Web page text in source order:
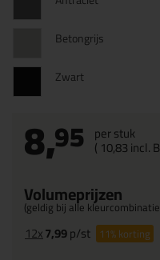
Betongrijs
Zwart
8,95 per stuk
( 10,83incl.
Volumeprijzen
(geldig bij alle
12x7,99p/st 11%korting